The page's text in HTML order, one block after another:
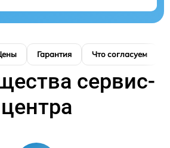
Гарантия Что согласуем
сервис-
центра